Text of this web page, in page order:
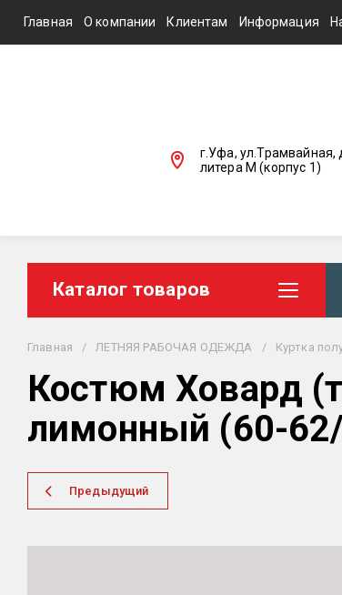
Главная О компании Клиентам Информация
г.Уфа, ул.Трамвайная,
литера М (корпус 1)
Каталог товаров
Главная / ЛЕТНЯЯ РАБОЧАЯ ОДЕЖДА / Куртка
Костюм Ховард
лимонный (60-
Предыдущий